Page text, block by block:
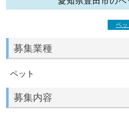
ペッ
募集業種
ペット
募集内容